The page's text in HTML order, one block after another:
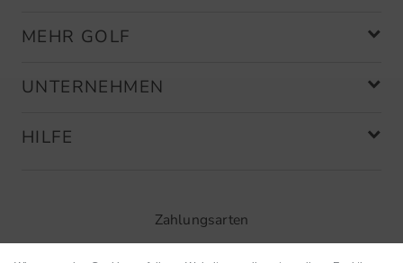
MEHR GOLF
UNTERNEHMEN
HILFE
Zahlungsarten